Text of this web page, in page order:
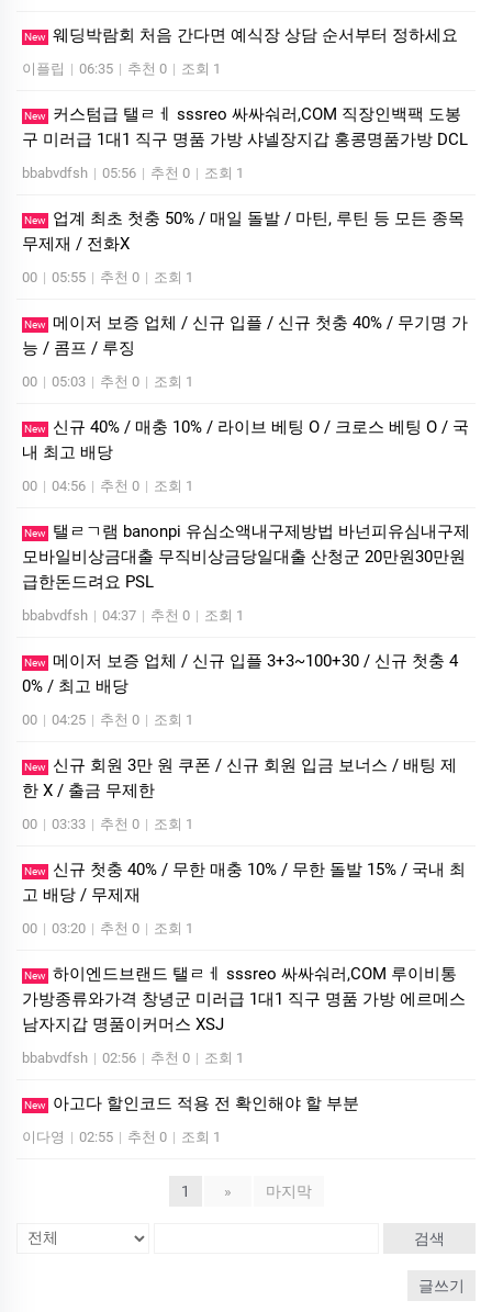
New 웨딩박람회 처음 간다면 예식장 상담 순서부터 정하세요
이플립 | 06:35 | 추천 0 | 조회 1
New
커스텀급 탤ㄹㅔ sssreo 싸싸숴러,COM 직장인백팩 도봉
구 미러급 1대1 직구 명품 가방 샤넬장지갑 홍콩명품가방 DCL
bbabvdfsh | 05:56 | 추천 0 | 조회 1
New
업계 최초 첫충 50% / 매일 돌발 / 마틴, 루틴 등 모든 종목
무제재 / 전화X
00 | 05:55 | 추천 0 | 조회 1
New 메이저 보증 업체 / 신규 입플 / 신규 첫충 40% / 무기명 가
능 / 콤프 / 루징
00 | 05:03 | 추천 0 | 조회 1
New
신규 40% / 매충 10% / 라이브 베팅 O / 크로스 베팅 O / 국
내 최고 배당
00 | 04:56 | 추천 0 | 조회 1
New
탤ㄹㄱ램 banonpi 유심소액내구제방법 바넌피유심내구제
모바일비상금대출 무직비상금당일대출 산청군 20만원30만원
급한돈드려요 PSL
bbabvdfsh | 04:37 | 추천 0 | 조회 1
New 메이저 보증 업체 / 신규 입플 3+3~100+30 / 신규 첫충 4
0% / 최고 배당
00 | 04:25 | 추천 0 | 조회 1
New
신규 회원 3만 원 쿠폰 / 신규 회원 입금 보너스 / 배팅 제
한 X / 출금 무제한
00 | 03:33 | 추천 0 | 조회 1
New
신규 첫충 40% / 무한 매충 10% / 무한 돌발 15% / 국내 최
고 배당 / 무제재
00 | 03:20 | 추천 0 | 조회 1
New 하이엔드브랜드 탤ㄹㅔ sssreo 싸싸숴러,COM 루이비통
가방종류와가격 창녕군 미러급 1대1 직구 명품 가방 에르메스
남자지갑 명품이커머스 XSJ
bbabvdfsh | 02:56 | 추천 0 | 조회 1
New 아고다 할인코드 적용 전 확인해야 할 부분
이다영 | 02:55 | 추천 0 | 조회 1
1 » 마지막
검색
글쓰기